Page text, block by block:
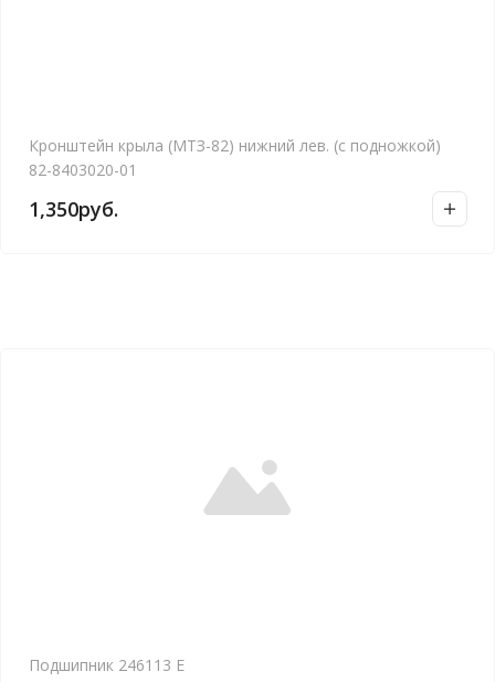
Кронштейн крыла (МТЗ-82) нижний лев. (с подножкой)
82-8403020-01
1,350руб.
Подшипник 246113 Е